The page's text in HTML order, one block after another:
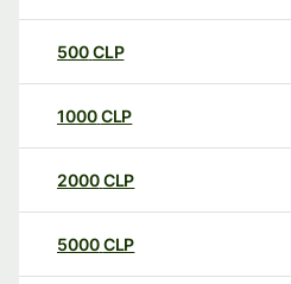
500CLP
1000CLP
2000CLP
5000CLP